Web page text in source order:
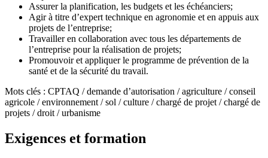
Assurer la planification, les budgets et les échéanciers;
Agir à titre d’expert technique en agronomie et en appuis aux
projets de l’entreprise;
Travailler en collaboration avec tous les départements de
l’entreprise pour la réalisation de projets;
Promouvoir et appliquer le programme de prévention de la
santé et de la sécurité du travail.
Mots clés : CPTAQ / demande d’autorisation / agriculture / conseil
agricole / environnement / sol / culture / chargé de projet / chargé de
projets / droit / urbanisme
Exigences et formation